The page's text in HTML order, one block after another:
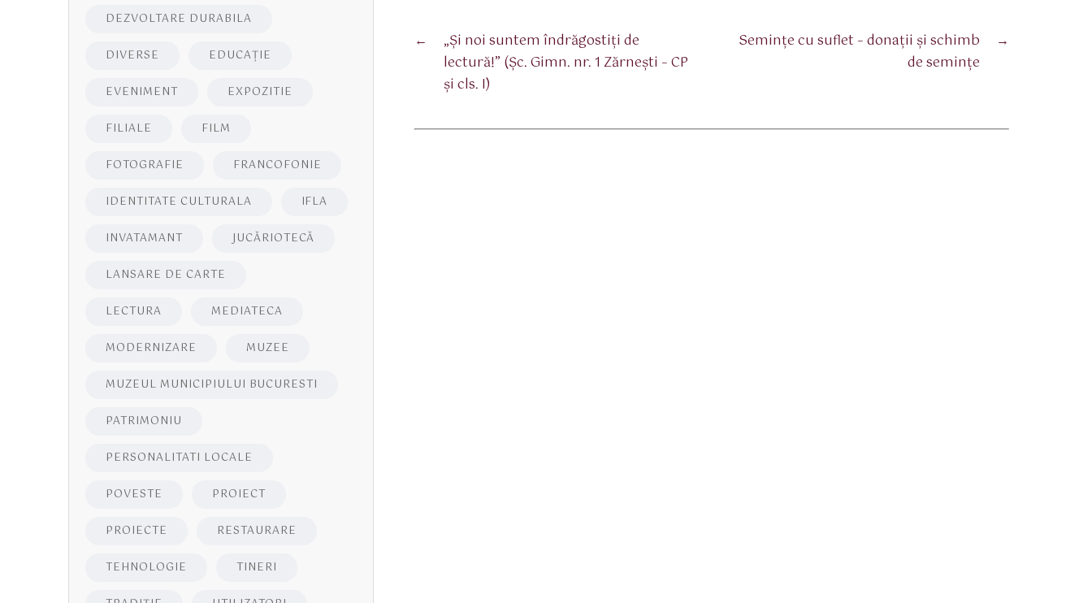
←
„Şi noi suntem îndrăgostiţi de
lectură!” (Şc. Gimn. nr. 1 Zărneşti – CP
şi cls. I)
→
Seminţe cu suflet – donaţii şi schimb
de seminţe
DEZVOLTARE DURABILA
DIVERSE EDUCAŢIE
EVENIMENT EXPOZITIE
FILIALE FILM
FOTOGRAFIE FRANCOFONIE
IDENTITATE CULTURALA IFLA
INVATAMANT JUCĂRIOTECĂ
LANSARE DE CARTE
LECTURA MEDIATECA
MODERNIZARE MUZEE
MUZEUL MUNICIPIULUI BUCURESTI
PATRIMONIU
PERSONALITATI LOCALE
POVESTE PROIECT
PROIECTE RESTAURARE
TEHNOLOGIE TINERI